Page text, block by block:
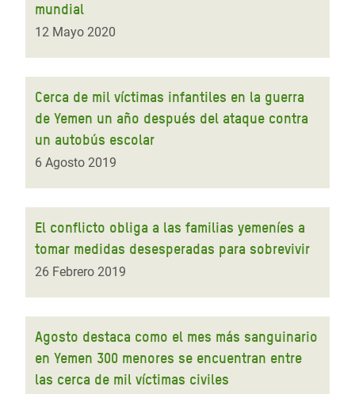
mundial
12 Mayo 2020
Cerca de mil víctimas infantiles en la guerra
de Yemen un año después del ataque contra
un autobús escolar
6 Agosto 2019
El conflicto obliga a las familias yemeníes a
tomar medidas desesperadas para sobrevivir
26 Febrero 2019
Agosto destaca como el mes más sanguinario
en Yemen 300 menores se encuentran entre
las cerca de mil víctimas civiles